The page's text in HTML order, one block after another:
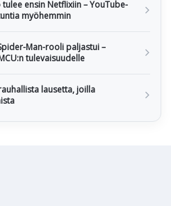
tulee ensin Netflixiin – YouTube-
myöhemmin
Man-rooli paljastui –
tulevaisuudelle
lausetta, joilla